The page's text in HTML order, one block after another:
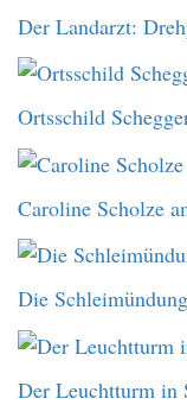
Der Landarzt:
Ortsschild
Caroline Scholze
Die Schleimündung
Der Leuchtturm in